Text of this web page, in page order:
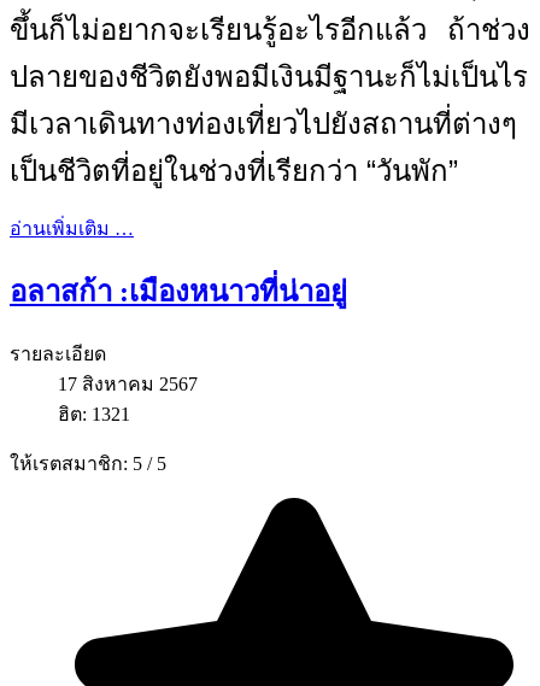
ขึ้นก็ไม่อยากจะเรียนรู้อะไรอีกแล้ว ถ้าช่วง
ปลายของชีวิตยังพอมีเงินมีฐานะก็ไม่เป็นไร
มีเวลาเดินทางท่องเที่ยวไปยังสถานที่ต่างๆ
เป็นชีวิตที่อยู่ในช่วงที่เรียกว่า “วันพัก”
อ่านเพิ่มเติม …
อลาสก้า :เมืองหนาวที่น่าอยู่
รายละเอียด
17 สิงหาคม 2567
ฮิต: 1321
ให้เรตสมาชิก: 5 / 5